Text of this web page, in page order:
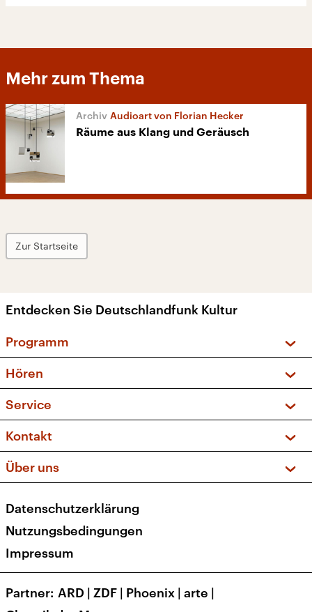
Mehr zum Thema
Audioart von Florian Hecker
Räume aus Klang und Geräusch
Zur Startseite
Entdecken Sie Deutschlandfunk Kultur
Programm
Sendungen und Podcasts
Musikliste
Kakadu – Das Kinderprogramm
Hören
Frequenzen (UKW + DAB+)
Service
FAQ
Apps
Newsletter
Veranstaltungen
Kontakt
Social Media
Über uns
Presse
Karriere
Transparenz
Datenschutzerklärung
Nutzungsbedingungen
Impressum
Partner ARD | ZDF | Phoenix | arte |